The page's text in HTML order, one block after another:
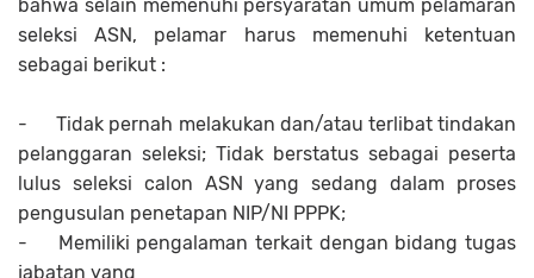
bahwa selain memenuhi persyaratan umum pelamaran
seleksi ASN, pelamar harus memenuhi ketentuan
sebagai berikut :
-
Tidak pernah melakukan dan/atau terlibat tindakan
pelanggaran seleksi; Tidak berstatus sebagai peserta
lulus seleksi calon ASN yang sedang dalam proses
pengusulan penetapan NIP/NI PPPK;
-
Memiliki pengalaman terkait dengan bidang tugas
jabatan yang